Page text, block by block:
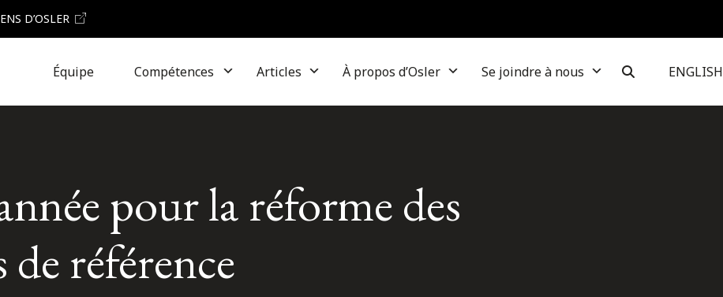
D’OSLER
Équipe Compétences Articles À propos d’Osler Se joindre à nous ENGLISH
pour la réforme des
référence